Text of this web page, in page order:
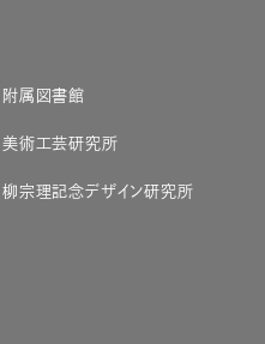
附属図書館
美術工芸研究所
柳宗理記念デザイン研究所